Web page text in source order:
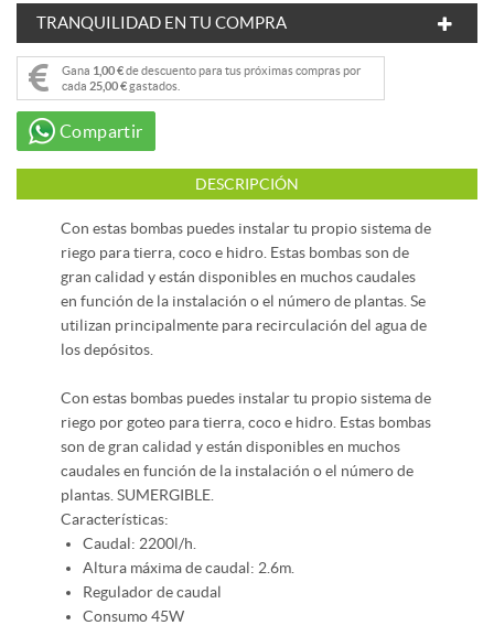
TRANQUILIDAD EN TU COMPRA
Gana 1,00 €de descuento para tus próximas compras por
cada 25,00 €gastados.
Compartir
DESCRIPCIÓN
Con estas bombas puedes instalar tu propio sistema de
riego para tierra, coco e hidro. Estas bombas son de
gran calidad y están disponibles en muchos caudales
en función de la instalación o el número de plantas. Se
utilizan principalmente para recirculación del agua de
los depósitos.
Con estas bombas puedes instalar tu propio sistema de
riego por goteo para tierra, coco e hidro. Estas bombas
son de gran calidad y están disponibles en muchos
caudales en función de la instalación o el número de
plantas. SUMERGIBLE.
Características:
Caudal: 2200l/h.
Altura máxima de caudal: 2.6m.
Regulador de caudal
Consumo 45W